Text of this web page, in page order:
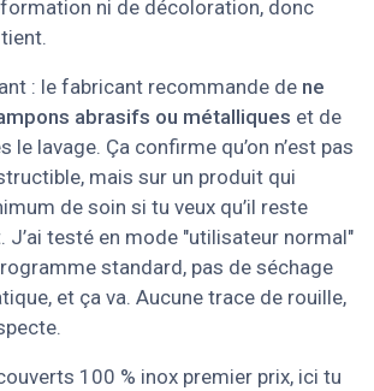
ni de décoloration, donc
: le fabricant recommande de ne
abrasifs ou métalliques et de
le lavage. Ça confirme qu’on n’est pas
mais sur un produit qui
de soin si tu veux qu’il reste
J’ai testé en mode "utilisateur normal"
standard, pas de séchage
et ça va. Aucune trace de rouille,
100 % inox premier prix, ici tu